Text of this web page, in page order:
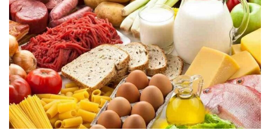
s
A
p
p
e
b
o
o
k
er
o
kl
a
ss
ni
ki
gr
a
m
u
р
а
в
и
т
ь